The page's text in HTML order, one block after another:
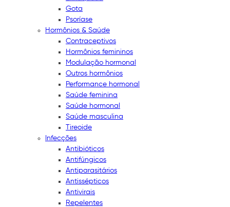
Gota
Psoríase
Hormônios & Saúde
Contraceptivos
Hormônios femininos
Modulação hormonal
Outros hormônios
Performance hormonal
Saúde feminina
Saúde hormonal
Saúde masculina
Tireoide
Infecções
Antibióticos
Antifúngicos
Antiparasitários
Antissépticos
Antivirais
Repelentes